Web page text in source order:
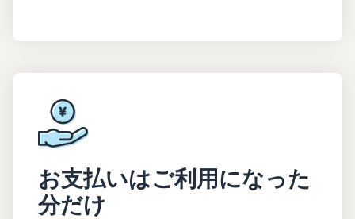
お支払いはご利用になった
分だけ